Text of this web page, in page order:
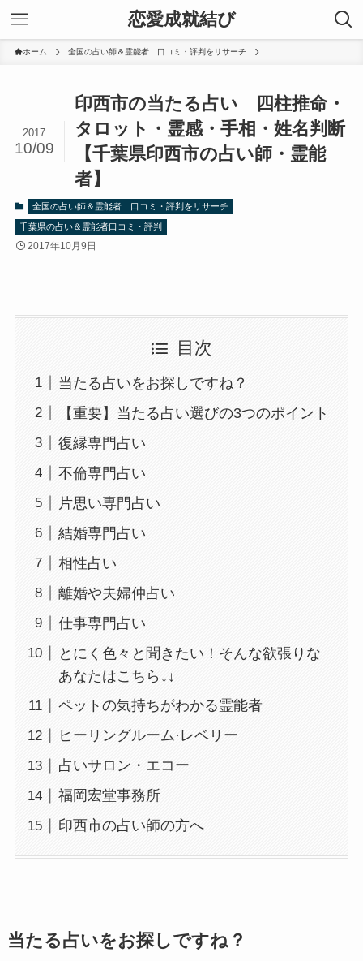
恋愛成就結び
ホーム 全国の占い師＆霊能者 口コミ・評判をリサーチ
印西市の当たる占い 四柱推命・
タロット・霊感・手相・姓名判断
【千葉県印西市の占い師・霊能
者】
2017
10/09
全国の占い師＆霊能者 口コミ・評判をリサーチ
千葉県の占い＆霊能者口コミ・評判
2017年10月9日
目次
当たる占いをお探しですね？
【重要】当たる占い選びの3つのポイント
復縁専門占い
不倫専門占い
片思い専門占い
結婚専門占い
相性占い
離婚や夫婦仲占い
仕事専門占い
とにく色々と聞きたい！そんな欲張りな
あなたはこちら↓↓
ペットの気持ちがわかる霊能者
ヒーリングルーム·レベリー
占いサロン・エコー
福岡宏堂事務所
印西市の占い師の方へ
当たる占いをお探しですね？